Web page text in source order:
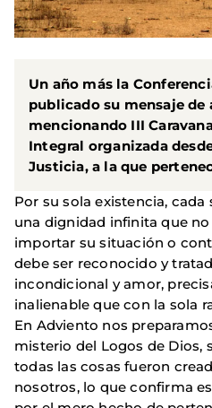
Un año más la
publicado su mensaje de
mencionando III
Integral organizada
Justicia, a la que
Por su sola existencia,
una dignidad infinita que
importar su situación o
debe ser reconocido y
incondicional y amor,
inalienable que con la sola
En Adviento nos
misterio del Logos de Dios,
todas las cosas fueron
nosotros, lo que confirma